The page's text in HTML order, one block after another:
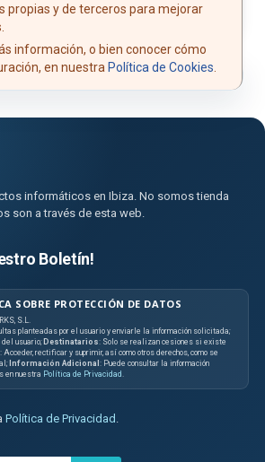
propias y de terceros para mejorar
información, o bien conocer cómo
en nuestra Política de Cookies
informáticos en Ibiza. No somos tienda
son a través de esta web.
Boletín!
SOBRE PROTECCIÓN DE DATOS
S.L.
planteadas por el usuario y enviarle la información solicitada;
del usuario; Destinatarios: Solo se realizan cesiones si existe
: Acceder, rectificar y suprimir, así como otros derechos, como se
Información Adicional : Puede consultar la información
en nuestra Política de Privacidad
Política de Privacidad